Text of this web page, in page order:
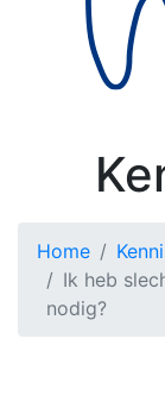
Home
Ik heb
nodig?